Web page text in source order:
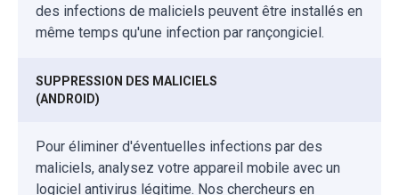
des infections de maliciels peuvent être installés en
même temps qu'une infection par rançongiciel.
SUPPRESSION DES MALICIELS
(ANDROID)
Pour éliminer d'éventuelles infections par des
maliciels, analysez votre appareil mobile avec un
logiciel antivirus légitime. Nos chercheurs en